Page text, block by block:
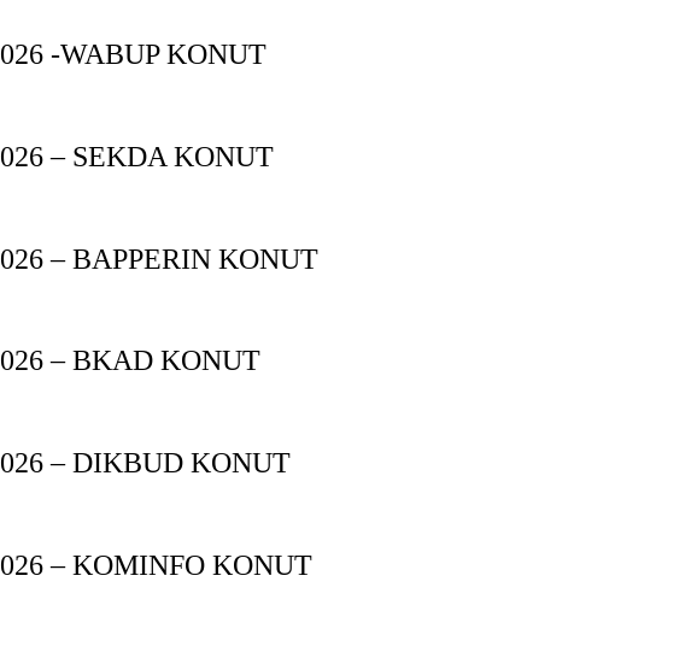
-WABUP KONUT
– SEKDA KONUT
– BAPPERIN KONUT
– BKAD KONUT
– DIKBUD KONUT
– KOMINFO KONUT